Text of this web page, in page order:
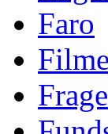
Faro
Filme